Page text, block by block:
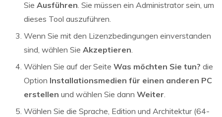
Sie Ausführen. Sie müssen ein Administrator sein, um
dieses Tool auszuführen.
Wenn Sie mit den Lizenzbedingungen einverstanden
sind, wählen Sie Akzeptieren.
Wählen Sie auf der Seite Was möchten Sie tun? die
Option Installationsmedien für einen anderen PC
erstellen und wählen Sie dann Weiter.
Wählen Sie die Sprache, Edition und Architektur (64-